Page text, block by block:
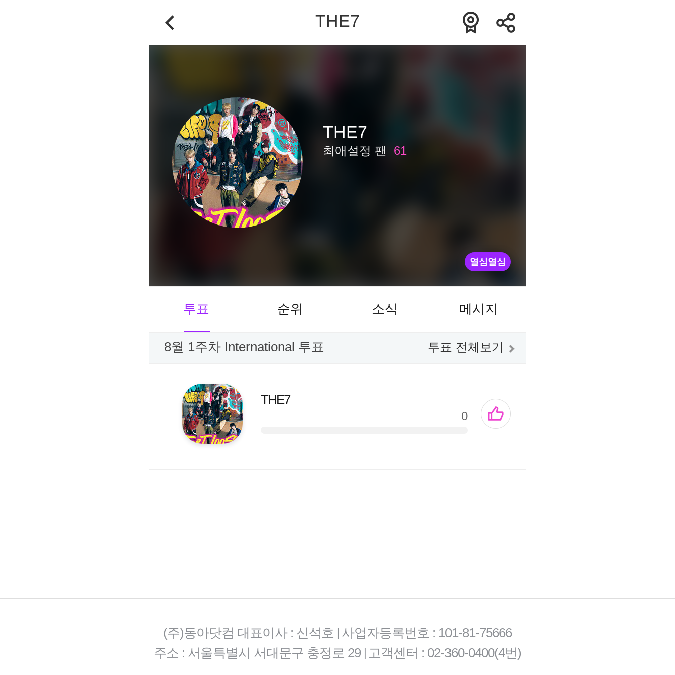
THE7
THE7
최애설정 팬 61
열심열심
투표 순위 소식 메시지
8월 1주차 International 투표 투표 전체보기
THE7
0
(주)동아닷컴 대표이사 : 신석호 | 사업자등록번호 : 101-81-75666
주소 : 서울특별시 서대문구 충정로 29 | 고객센터 : 02-360-0400(4번)